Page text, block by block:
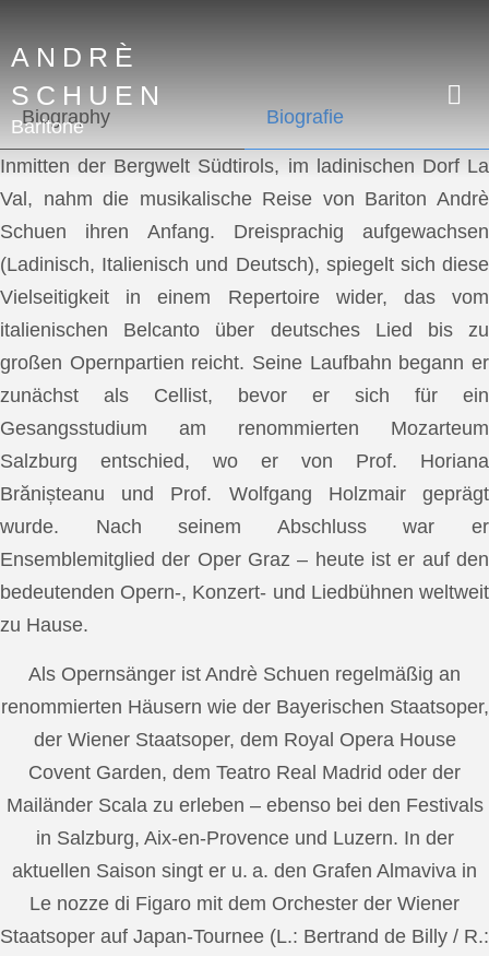
ANDRÈ
SCHUEN
Baritone
Biography Biografie
Inmitten der Bergwelt Südtirols, im ladinischen Dorf La
Val, nahm die musikalische Reise von Bariton Andrè
Schuen ihren Anfang. Dreisprachig aufgewachsen
(Ladinisch, Italienisch und Deutsch), spiegelt sich diese
Vielseitigkeit in einem Repertoire wider, das vom
italienischen Belcanto über deutsches Lied bis zu
großen Opernpartien reicht. Seine Laufbahn begann er
zunächst als Cellist, bevor er sich für ein
Gesangsstudium am renommierten Mozarteum
Salzburg entschied, wo er von Prof. Horiana
Brănișteanu und Prof. Wolfgang Holzmair geprägt
wurde. Nach seinem Abschluss war er
Ensemblemitglied der Oper Graz – heute ist er auf den
bedeutenden Opern-, Konzert- und Liedbühnen weltweit
zu Hause.
Als Opernsänger ist Andrè Schuen regelmäßig an
renommierten Häusern wie der Bayerischen Staatsoper,
der Wiener Staatsoper, dem Royal Opera House
Covent Garden, dem Teatro Real Madrid oder der
Mailänder Scala zu erleben – ebenso bei den Festivals
in Salzburg, Aix-en-Provence und Luzern. In der
aktuellen Saison singt er u. a. den Grafen Almaviva in
Le nozze di Figaro mit dem Orchester der Wiener
Staatsoper auf Japan-Tournee (L.: Bertrand de Billy / R.: